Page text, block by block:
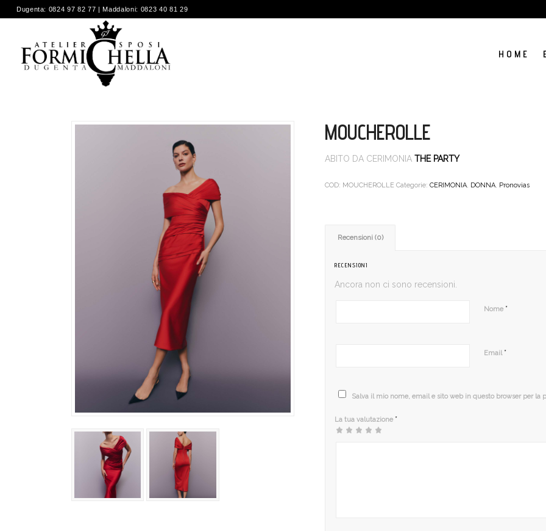
Dugenta: 0824 97 82 77 | Maddaloni: 0823 40 81 29
H O M E
MOUCHEROLLE
ABITO DA CERIMONIATHE PARTY
COD: MOUCHEROLLE Categorie:CERIMONIA, DONNA, Pronovias
Recensioni (0)
RECENSIONI
Ancora non ci sono recensioni.
Nome *
Email *
Salva il mio nome, email e sito web in questo browser per la
La tua valutazione *